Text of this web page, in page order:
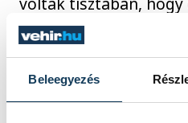
Beleegyezés
magyar apáca
az is, hogy talán
Margitról szólnak a
tisztázása miatt a